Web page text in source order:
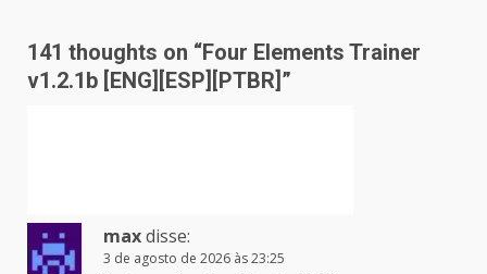
141 thoughts on “Four Elements Trainer
v1.2.1b [ENG][ESP][PTBR] ”
maxdisse:
3 de agosto de 2026 às 23:25